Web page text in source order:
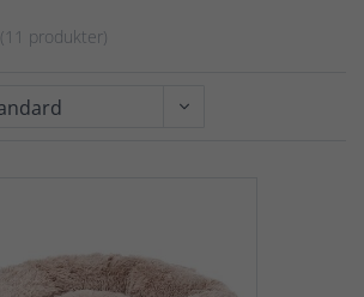
(11 produkter)